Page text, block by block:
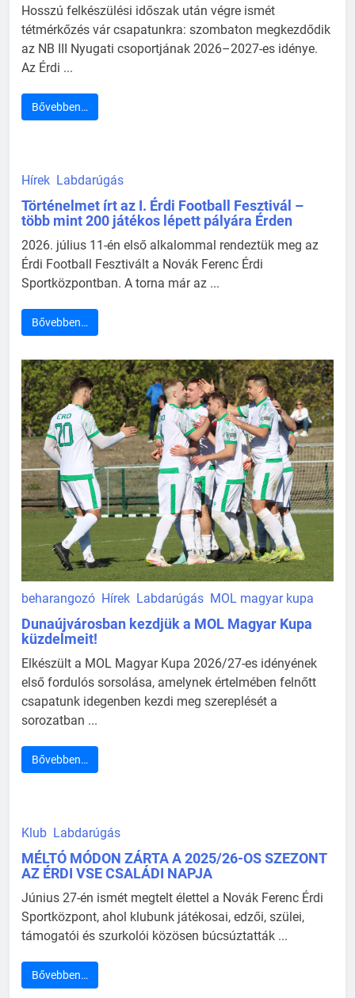
Hosszú felkészülési időszak után végre ismét
tétmérkőzés vár csapatunkra: szombaton megkezdődik
az NB III Nyugati csoportjának 2026–2027-es idénye.
Az Érdi ...
Bővebben…
Hírek Labdarúgás
Történelmet írt az I. Érdi Football Fesztivál –
több mint 200 játékos lépett pályára Érden
2026. július 11-én első alkalommal rendeztük meg az
Érdi Football Fesztivált a Novák Ferenc Érdi
Sportközpontban. A torna már az ...
Bővebben…
beharangozó Hírek Labdarúgás MOL magyar kupa
Dunaújvárosban kezdjük a MOL Magyar Kupa
küzdelmeit!
Elkészült a MOL Magyar Kupa 2026/27-es idényének
első fordulós sorsolása, amelynek értelmében felnőtt
csapatunk idegenben kezdi meg szereplését a
sorozatban ...
Bővebben…
Klub Labdarúgás
MÉLTÓ MÓDON ZÁRTA A 2025/26-OS SZEZONT
AZ ÉRDI VSE CSALÁDI NAPJA
Június 27-én ismét megtelt élettel a Novák Ferenc Érdi
Sportközpont, ahol klubunk játékosai, edzői, szülei,
támogatói és szurkolói közösen búcsúztatták ...
Bővebben…